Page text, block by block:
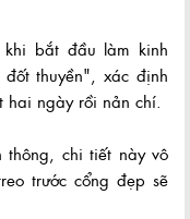
bắt đầu làm kinh
thuyền", xác định
hai ngày rồi nản chí.
thông, chi tiết này vô
trước cổng đẹp sẽ